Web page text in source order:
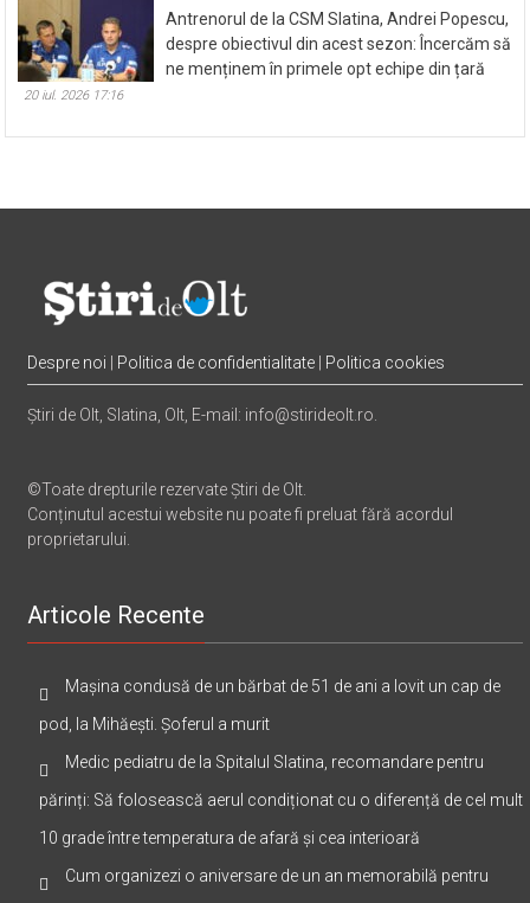
Antrenorul de la CSM Slatina, Andrei Popescu,
despre obiectivul din acest sezon: Încercăm să
ne menținem în primele opt echipe din țară
20 iul. 2026 17:16
Despre noi Politica de confidentialitate Politica cookies
Știri de Olt, Slatina, Olt, E-mail: info@stirideolt.ro.
©Toate drepturile rezervate Știri de Olt.
Conținutul acestui website nu poate fi preluat fără acordul
proprietarului.
Articole Recente
Mașina condusă de un bărbat de 51 de ani a lovit un cap de
pod, la Mihăești. Șoferul a murit
Medic pediatru de la Spitalul Slatina, recomandare pentru
părinți: Să folosească aerul condiționat cu o diferență de cel mult
10 grade între temperatura de afară și cea interioară
Cum organizezi o aniversare de un an memorabilă pentru